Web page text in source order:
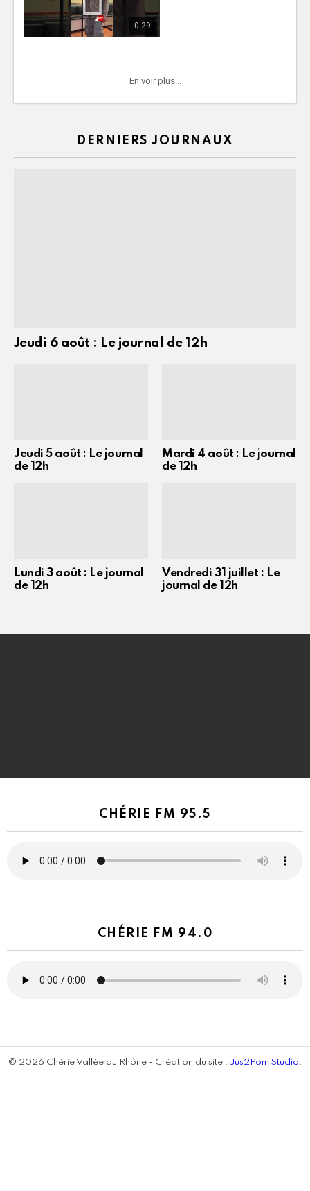
0:29
En voir plus...
DERNIERS JOURNAUX
Jeudi 6 août : Le journal de 12h
Jeudi 5 août : Le journal
de 12h
Mardi 4 août : Le journal
de 12h
Lundi 3 août : Le journal
de 12h
Vendredi 31 juillet : Le
journal de 12h
CHÉRIE FM 95.5
CHÉRIE FM 94.0
© 2026 Chérie Vallée du Rhône - Création du site : Jus2Pom Studio.